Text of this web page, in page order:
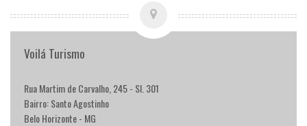
Voilá Turismo
Rua Martim de Carvalho, 245 - Sl. 301
Bairro: Santo Agostinho
Belo Horizonte - MG